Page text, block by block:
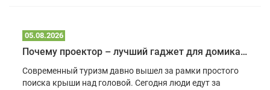
05.08.2026
Почему проектор – лучший гаджет для домика в глэмпинге
Современный туризм давно вышел за рамки простого
поиска крыши над головой. Сегодня люди едут за